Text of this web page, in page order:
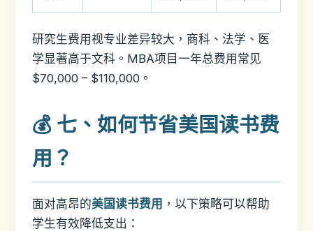
研究生费用视专业差异较大，商科、法学、医
学显著高于文科。MBA项目一年总费用常见
$70,000 – $110,000。
💰 七、如何节省美国读书费
用？
面对高昂的美国读书费用 ，以下策略可以帮助
学生有效降低支出：